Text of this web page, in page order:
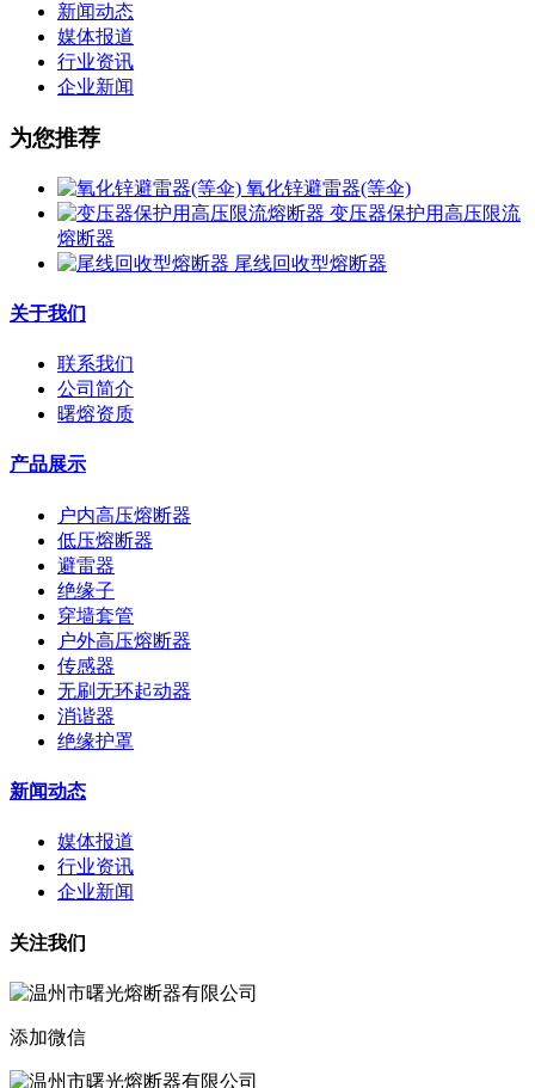
新闻动态
媒体报道
行业资讯
企业新闻
为您推荐
氧化锌避雷器(等伞)
变压器保护用高压限流
熔断器
尾线回收型熔断器
关于我们
联系我们
公司简介
曙熔资质
产品展示
户内高压熔断器
低压熔断器
避雷器
绝缘子
穿墙套管
户外高压熔断器
传感器
无刷无环起动器
消谐器
绝缘护罩
新闻动态
媒体报道
行业资讯
企业新闻
关注我们
添加微信